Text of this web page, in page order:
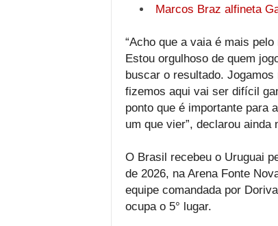
Marcos Braz alfineta
“Acho que a vaia é mais
Estou orgulhoso de quem
buscar o resultado.
fizemos aqui vai ser difícil
ponto que é importante para
um que vier”, declarou ainda
O Brasil recebeu o Uruguai
de 2026, na Arena Fonte
equipe comandada por
ocupa o 5° lugar.